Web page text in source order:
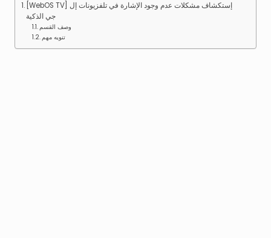
[WebOS TV] إستكشاف مشكلات عدم وجود الإشارة في تلفزيونات إل
جي الذكية
وصف القسم
تنويه مهم